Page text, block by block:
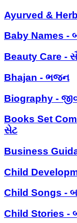
Ayurved &
Baby Names -
Beauty Care -
Bhajan - ભજન
Biography -
Books Set
સેટ
Business
Child
Child Songs -
Child Stories -